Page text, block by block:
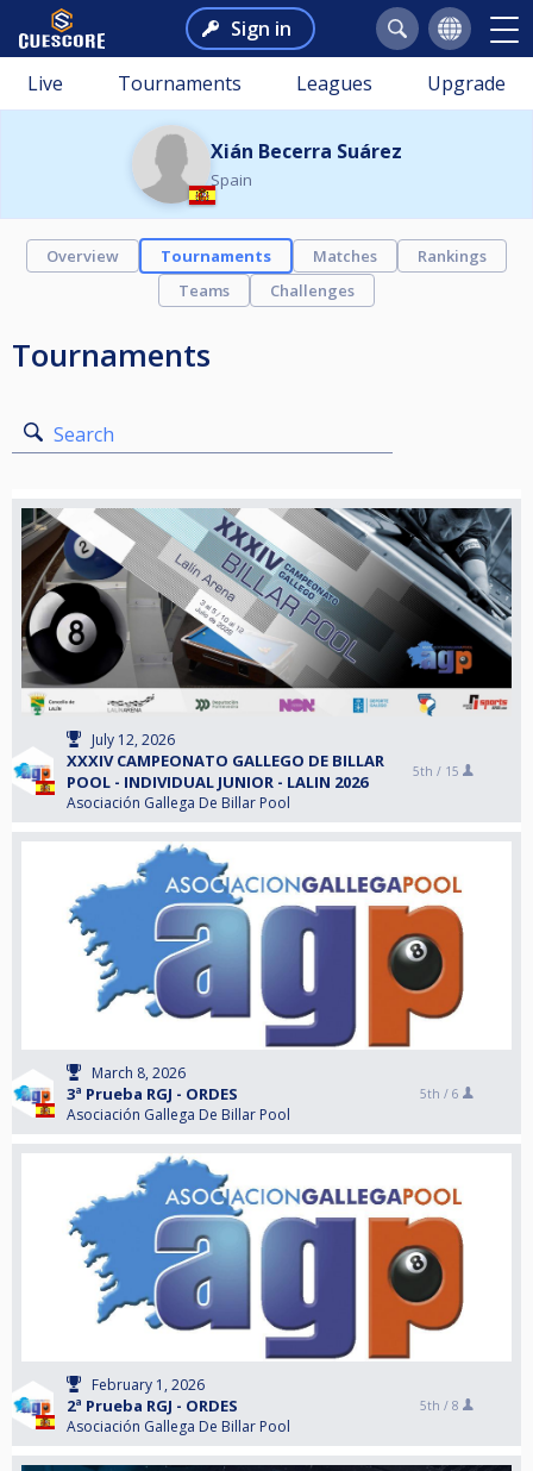
Sign in
Live Tournaments Leagues Upgrade
Xián Becerra Suárez
Spain
Overview Tournaments Matches
Rankings
Teams
Challenges
Tournaments
Search
July 12, 2026
XXXIV CAMPEONATO GALLEGO DE BILLAR
POOL - INDIVIDUAL JUNIOR - LALIN 2026
Asociación Gallega De Billar Pool
5th / 15
March 8, 2026
3ª Prueba RGJ - ORDES
Asociación Gallega De Billar Pool
5th / 6
February 1, 2026
2ª Prueba RGJ - ORDES
Asociación Gallega De Billar Pool
5th / 8